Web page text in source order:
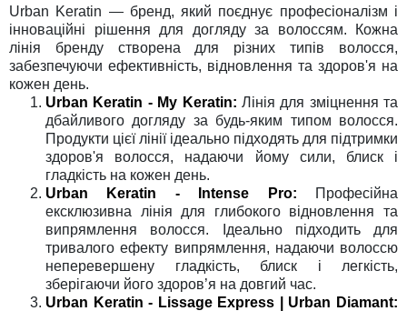
Urban Keratin — бренд, який поєднує професіоналізм і
інноваційні рішення для догляду за волоссям. Кожна
лінія бренду створена для різних типів волосся,
забезпечуючи ефективність, відновлення та здоров'я на
кожен день.
Urban Keratin - My Keratin: Лінія для зміцнення та
дбайливого догляду за будь-яким типом волосся.
Продукти цієї лінії ідеально підходять для підтримки
здоров'я волосся, надаючи йому сили, блиск і
гладкість на кожен день.
Urban Keratin - Intense Pro: Професійна
ексклюзивна лінія для глибокого відновлення та
випрямлення волосся. Ідеально підходить для
тривалого ефекту випрямлення, надаючи волоссю
неперевершену гладкість, блиск і легкість,
зберігаючи його здоров’я на довгий час.
Urban Keratin - Lissage Express | Urban Diamant: